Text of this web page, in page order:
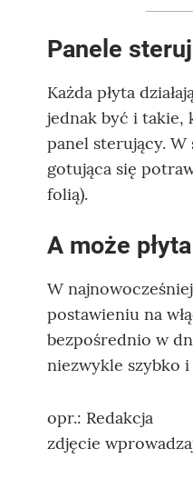
Panele
Każda płyta
jednak być i takie,
panel sterujący.
gotująca się
folią).
A może
W
postawieniu na
bezpośrednio w
niezwykle szybko
opr.: Redakcja
zdjęcie